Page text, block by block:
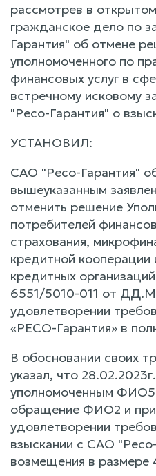
рассмотрев в
гражданское дело по
Гарантия" об отмене
уполномоченного по
финансовых услуг в
встречному исковому
"Ресо-Гарантия" о
УСТАНОВИЛ:
САО "Ресо-Гарантия"
вышеуказанным
отменить решение
потребителей
страхования,
кредитной кооперации
кредитных
6551/5010-011 от
удовлетворении
«РЕСО-Гарантия» в
В обосновании своих
указал, что
уполномоченным
обращение ФИО2 и
удовлетворении
взыскании с САО
возмещения в размере